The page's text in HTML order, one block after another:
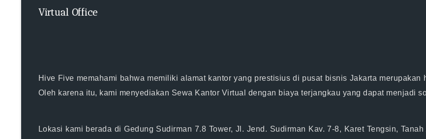
Virtual Office
Hive Five memahami bahwa memiliki alamat kantor yang prestisius di pusat bisnis Jakarta
Oleh karena itu, kami menyediakan Sewa Kantor Virtual dengan biaya terjangkau yang dapat menjadi
Lokasi kami berada di Gedung Sudirman 7.8 Tower, Jl. Jend. Sudirman Kav. 7-8, Karet Tengsin,